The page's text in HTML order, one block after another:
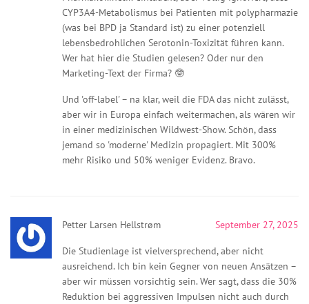
CYP3A4-Metabolismus bei Patienten mit polypharmazie
(was bei BPD ja Standard ist) zu einer potenziell
lebensbedrohlichen Serotonin-Toxizität führen kann.
Wer hat hier die Studien gelesen? Oder nur den
Marketing-Text der Firma? 🤓
Und 'off-label' – na klar, weil die FDA das nicht zulässt,
aber wir in Europa einfach weitermachen, als wären wir
in einer medizinischen Wildwest-Show. Schön, dass
jemand so 'moderne' Medizin propagiert. Mit 300%
mehr Risiko und 50% weniger Evidenz. Bravo.
Petter Larsen Hellstrøm September 27, 2025
Die Studienlage ist vielversprechend, aber nicht
ausreichend. Ich bin kein Gegner von neuen Ansätzen –
aber wir müssen vorsichtig sein. Wer sagt, dass die 30%
Reduktion bei aggressiven Impulsen nicht auch durch